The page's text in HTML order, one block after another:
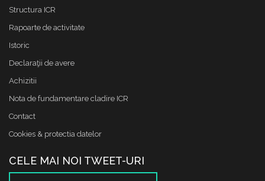
Structura ICR
Rapoarte de activitate
Istoric
Declaraţii de avere
Achizitii
Nota de fundamentare cladire ICR
Contact
Cookies & protectia datelor
CELE MAI NOI TWEET-URI